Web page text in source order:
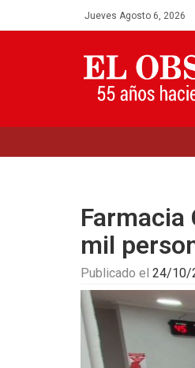
Jueves Agosto 6, 2026
Farmacia
mil
Publicado el 24/10/